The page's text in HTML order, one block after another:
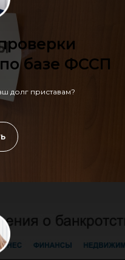
базе ФССП
долг приставам?